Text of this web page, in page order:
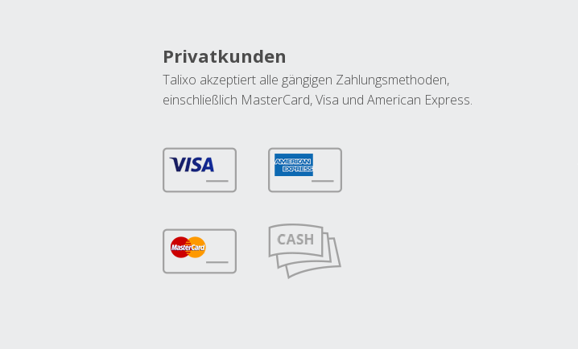
Privatkunden
Talixo akzeptiert alle gängigen Zahlungsmethoden,
einschließlich MasterCard, Visa und American Express.